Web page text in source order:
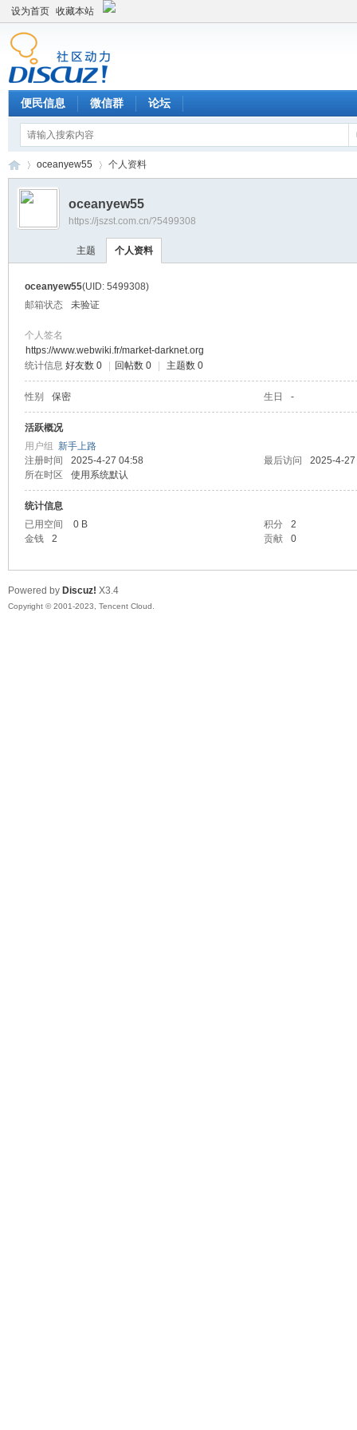
设为首页 收藏本站
便民信息 微信群 论坛
›
oceanyew55 个人资料
oceanyew55
https://jszst.com.cn/?5499308
主题 个人资料
oceanyew55(UID: 5499308)
邮箱状态
未验证
个人签名
https://www.webwiki.fr/market-darknet.org
统计信息 好友数 0 回帖数 0 主题数 0
性别 保密 生日 -
活跃概况
用户组 新手上路
注册时间
2025-4-27 04:58 最后访问
2025-4-
所在时区
使用系统默认
统计信息
已用空间
0 B 积分
2
金钱
2 贡献 0
Powered by Discuz! X3.4
Copyright © 2001-2023, Tencent Cloud.